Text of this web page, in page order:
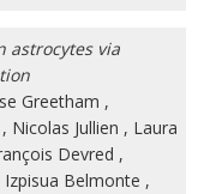
astrocytes via
Greetham ,
, Nicolas Jullien , Laura
Devred ,
Izpisua Belmonte ,